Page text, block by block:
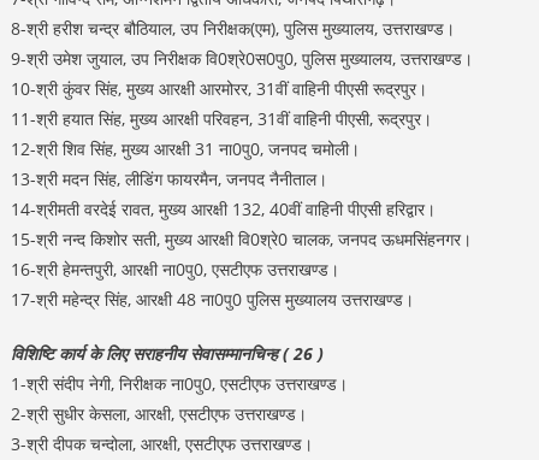
8-श्री हरीश चन्द्र बौठियाल, उप निरीक्षक(एम), पुलिस मुख्यालय, उत्तराखण्ड।
9-श्री उमेश जुयाल, उप निरीक्षक वि0श्रे0स0पु0, पुलिस मुख्यालय, उत्तराखण्ड।
10-श्री कुंवर सिंह, मुख्य आरक्षी आरमोरर, 31वीं वाहिनी पीएसी रूद्रपुर।
11-श्री हयात सिंह, मुख्य आरक्षी परिवहन, 31वीं वाहिनी पीएसी, रूद्रपुर।
12-श्री शिव सिंह, मुख्य आरक्षी 31 ना0पु0, जनपद चमोली।
13-श्री मदन सिंह, लीडिंग फायरमैन, जनपद नैनीताल।
14-श्रीमती वरदेई रावत, मुख्य आरक्षी 132, 40वीं वाहिनी पीएसी हरिद्वार।
15-श्री नन्द किशोर सती, मुख्य आरक्षी वि0श्रे0 चालक, जनपद ऊधमसिंहनगर।
16-श्री हेमन्तपुरी, आरक्षी ना0पु0, एसटीएफ उत्तराखण्ड।
17-श्री महेन्द्र सिंह, आरक्षी 48 ना0पु0 पुलिस मुख्यालय उत्तराखण्ड।
विशिष्टि कार्य के लिए सराहनीय सेवासम्मानचिन्ह ( 26 )
1-श्री संदीप नेगी, निरीक्षक ना0पु0, एसटीएफ उत्तराखण्ड।
2-श्री सुधीर केसला, आरक्षी, एसटीएफ उत्तराखण्ड।
3-श्री दीपक चन्दोला, आरक्षी, एसटीएफ उत्तराखण्ड।